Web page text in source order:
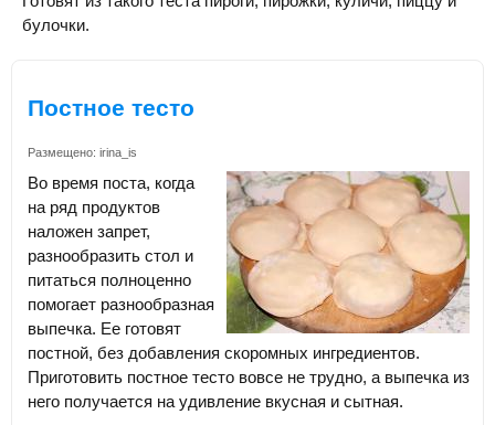
булочки.
Постное тесто
Размещено: irina_is
Во время поста, когда
на ряд продуктов
наложен запрет,
разнообразить стол и
питаться полноценно
помогает разнообразная
выпечка. Ее готовят
постной, без добавления скоромных ингредиентов.
Приготовить постное тесто вовсе не трудно, а выпечка из
него получается на удивление вкусная и сытная.